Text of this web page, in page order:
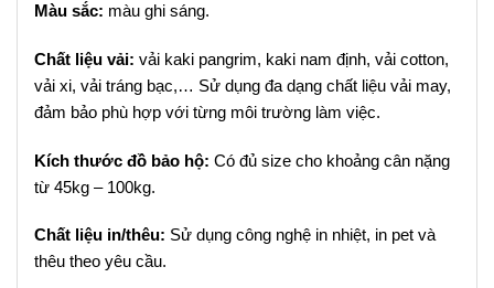
Màu sắc: màu ghi sáng.
Chất liệu vải: vải kaki pangrim, kaki nam định, vải cotton,
vải xi, vải tráng bạc,… Sử dụng đa dạng chất liệu vải may,
đảm bảo phù hợp với từng môi trường làm việc.
Kích thước đồ bảo hộ: Có đủ size cho khoảng cân nặng
từ 45kg – 100kg.
Chất liệu in/thêu: Sử dụng công nghệ in nhiệt, in pet và
thêu theo yêu cầu.